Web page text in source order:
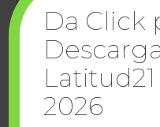
Da Click
2026